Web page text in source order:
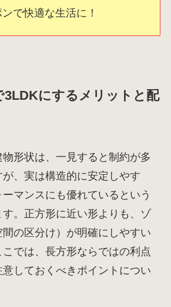
で快適な生活に！
3LDKにするメリットと配
形状は、一見すると制約が多
、実は構造的に安定しやす
マンスにも優れているという
。正方形に近い形よりも、ゾ
の区分け）が明確にしやすい
では、長方形ならではの利点
しておくべきポイントについ